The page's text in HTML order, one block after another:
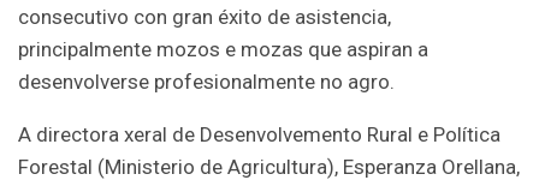
consecutivo con gran éxito de asistencia,
principalmente mozos e mozas que aspiran a
desenvolverse profesionalmente no agro.
A directora xeral de Desenvolvemento Rural e Política
Forestal (Ministerio de Agricultura), Esperanza Orellana,